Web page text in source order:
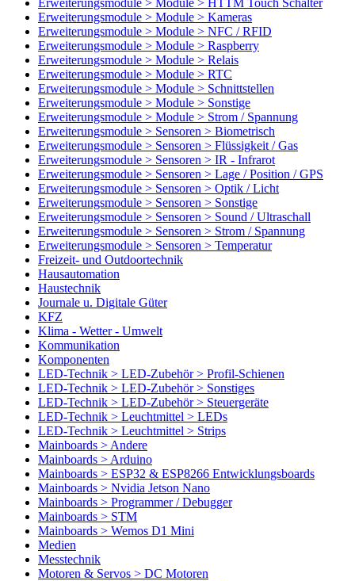
Erweiterungsmodule > Module > HTTM Touch Schalter
Erweiterungsmodule > Module > Kameras
Erweiterungsmodule > Module > NFC / RFID
Erweiterungsmodule > Module > Raspberry
Erweiterungsmodule > Module > Relais
Erweiterungsmodule > Module > RTC
Erweiterungsmodule > Module > Schnittstellen
Erweiterungsmodule > Module > Sonstige
Erweiterungsmodule > Module > Strom / Spannung
Erweiterungsmodule > Sensoren > Biometrisch
Erweiterungsmodule > Sensoren > Flüssigkeit / Gas
Erweiterungsmodule > Sensoren > IR - Infrarot
Erweiterungsmodule > Sensoren > Lage / Position / GPS
Erweiterungsmodule > Sensoren > Optik / Licht
Erweiterungsmodule > Sensoren > Sonstige
Erweiterungsmodule > Sensoren > Sound / Ultraschall
Erweiterungsmodule > Sensoren > Strom / Spannung
Erweiterungsmodule > Sensoren > Temperatur
Freizeit- und Outdoortechnik
Hausautomation
Haustechnik
Journale u. Digitale Güter
KFZ
Klima - Wetter - Umwelt
Kommunikation
Komponenten
LED-Technik > LED-Zubehör > Profil-Schienen
LED-Technik > LED-Zubehör > Sonstiges
LED-Technik > LED-Zubehör > Steuergeräte
LED-Technik > Leuchtmittel > LEDs
LED-Technik > Leuchtmittel > Strips
Mainboards > Andere
Mainboards > Arduino
Mainboards > ESP32 & ESP8266 Entwicklungsboards
Mainboards > Nvidia Jetson Nano
Mainboards > Programmer / Debugger
Mainboards > STM
Mainboards > Wemos D1 Mini
Medien
Messtechnik
Motoren & Servos > DC Motoren